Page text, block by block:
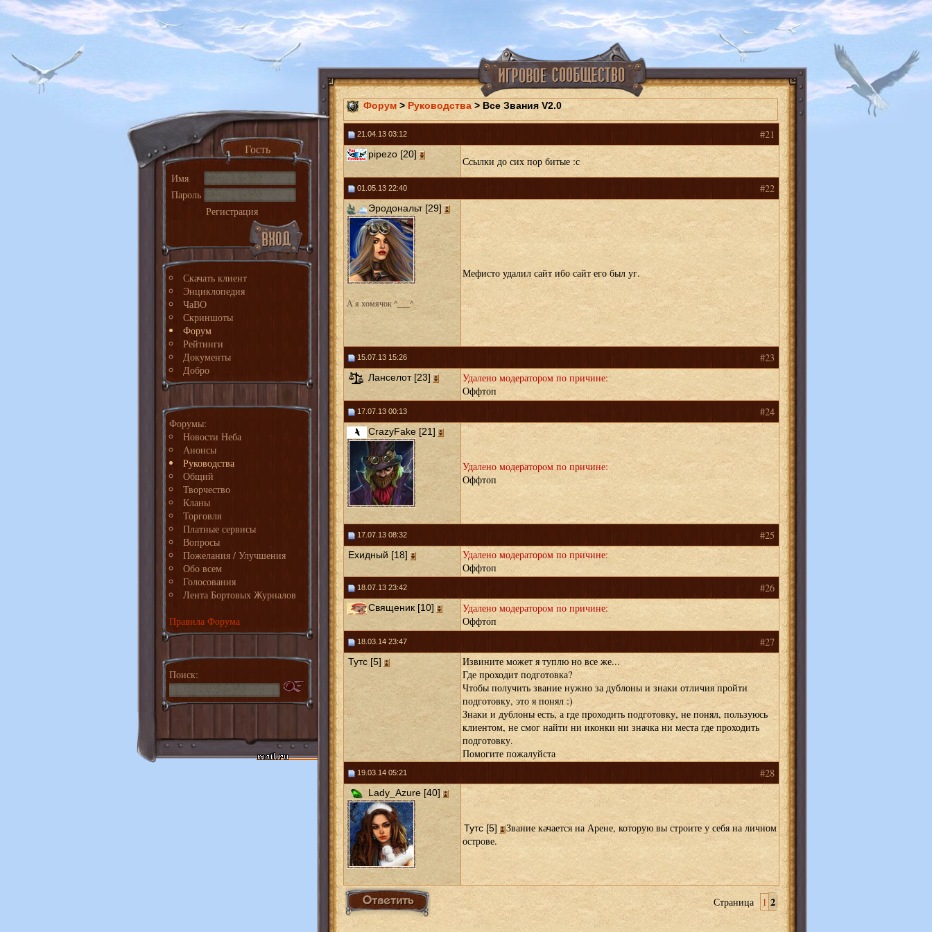
Гость
Имя
Пароль
Регистрация
Скачать клиент
Энциклопедия
ЧаВО
Скриншоты
Форум
Рейтинги
Документы
Добро
Форумы:
Новости Неба
Анонсы
Руководства
Общий
Творчество
Кланы
Торговля
Платные сервисы
Вопросы
Пожелания / Улучшения
Обо всем
Голосования
Лента Бортовых Журналов
Правила Форума
Поиск:
Форум> Руководства> Все Звания V2.0
21.04.13 03:12 #21
pipezo [20]
Ссылки до сих пор битые :с
01.05.13 22:40 #22
Эродональт [29]
А я хомячок ^___^
Мефисто удалил сайт ибо сайт его был уг.
15.07.13 15:26 #23
Ланселот [23]
Удалено модератором по причине:
Оффтоп
17.07.13 00:13 #24
CrazyFake [21]
Удалено модератором по причине:
Оффтоп
17.07.13 08:32 #25
Ехидный [18]
Удалено модератором по причине:
Оффтоп
18.07.13 23:42 #26
Священик [10]
Удалено модератором по причине:
Оффтоп
18.03.14 23:47 #27
Тутс [5]
Извините может я туплю но все же...
Где проходит подготовка?
Чтобы получить звание нужно за дублоны и знаки отличия пройти
подготовку, это я понял :)
Знаки и дублоны есть, а где проходить подготовку, не понял, пользуюсь
клиентом, не смог найти ни иконки ни значка ни места где проходить
подготовку.
Помогите пожалуйста
19.03.14 05:21 #28
Lady_Azure [40]
Тутс [5]
Звание качается на Арене, которую вы строите у себя на личном
острове.
Страница 1 2